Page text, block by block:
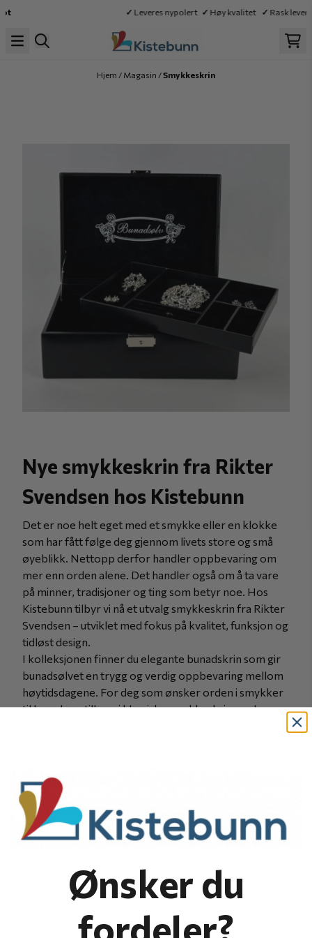
Hopp til innhold ✓Leveres nypolert✓Høy kvalitet ✓Rask
Hjem / Magasin /Smykkeskrin
Nye smykkeskrin fra Rikter
Svendsen hos Kistebunn
Det er noe helt eget med et smykke eller en klokke
som har fått følge deg gjennom livets store og små
øyeblikk. Nettopp derfor handler oppbevaring om
mer enn orden alene. Det handler også om å ta vare
på minner, tradisjoner og ting som betyr noe. Hos
Kistebunn tilbyr vi nå et utvalg smykkeskrin fra Rikter
Svendsen – utviklet med fokus på kvalitet, funksjon og
tidløst design.
I kolleksjonen finner du elegante bunadskrin som gir
bunadsølvet en trygg og verdig oppbevaring mellom
høytidsdagene. For deg som ønsker orden i smykker
til hverdags, tilbyr vi klassiske smykkeskrin med
er laget for å beskytte favorittsmykkene når du er på
farten.
Vi har også barneskrin som gjør det ekstra hyggelig å
samle på små skatter og minner fra barndommen.
I tillegg finner du stilrene klokkeetui som passer
trygt og oversiktlig, enten hjemme eller på reise.
Felles for alle skrinene fra Rikter Svendsen er
uttrykk som passer inn i både moderne og
Ønsker du
fordeler?